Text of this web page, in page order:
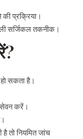
प्रक्रिया।
सर्जिकल तकनीक।
सकता है।
करें।
तो नियमित जांच